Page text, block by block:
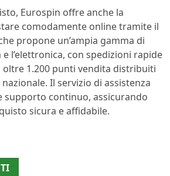
Eurospin offre anche la
comodamente online tramite il
propone un’ampia gamma di
l’elettronica, con spedizioni rapide
1.200 punti vendita distribuiti
Il servizio di assistenza
supporto continuo, assicurando
sicura e affidabile.